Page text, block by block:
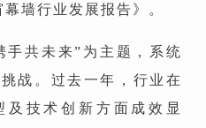
墙行业发展报告》。
手共未来”为主题，系统
战。过去一年，行业在
技术创新方面成效显